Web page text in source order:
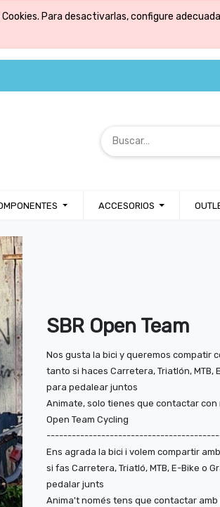
Para desactivarlas, configure
ACCESORIOS
SBR Open Team
Nos gusta la bici y queremos compatir
tanto si haces Carretera, Triatlón, MTB,
para pedalear juntos
Animate, solo tienes que contactar con
Open Team Cycling
Ens agrada la bici i volem compartir
si fas Carretera, Triatló, MTB, E-Bike o
pedalar junts
Anima't només tens que contactar